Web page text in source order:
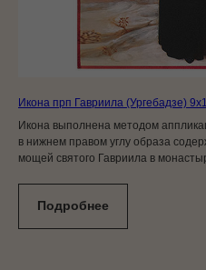
Икона прп Гавриила (Ургебадзе)
Икона выполнена методом
в нижнем правом углу образа
мощей святого Гавриила в
Подробнее